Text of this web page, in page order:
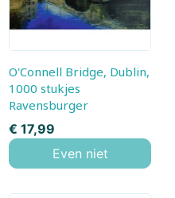
O'Connell Bridge, Dublin,
1000 stukjes
Ravensburger
Prijs
€ 17,99
Even niet